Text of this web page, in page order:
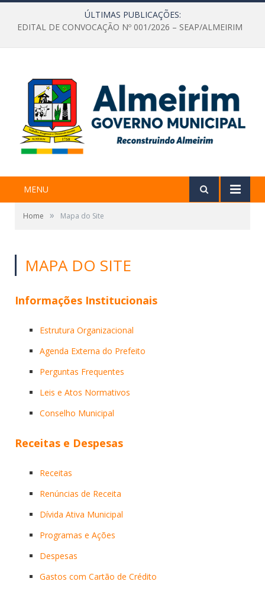
ÚLTIMAS PUBLICAÇÕES:
EDITAL DE CONVOCAÇÃO Nº 001/2026 – SEAP/ALMEIRIM
MENU
Home » Mapa do Site
MAPA DO SITE
Informações Institucionais
Estrutura Organizacional
Agenda Externa do Prefeito
Perguntas Frequentes
Leis e Atos Normativos
Conselho Municipal
Receitas e Despesas
Receitas
Renúncias de Receita
Dívida Ativa Municipal
Programas e Ações
Despesas
Gastos com Cartão de Crédito